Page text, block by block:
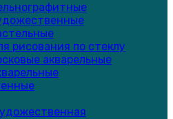
рисования по стеклу
акварельные